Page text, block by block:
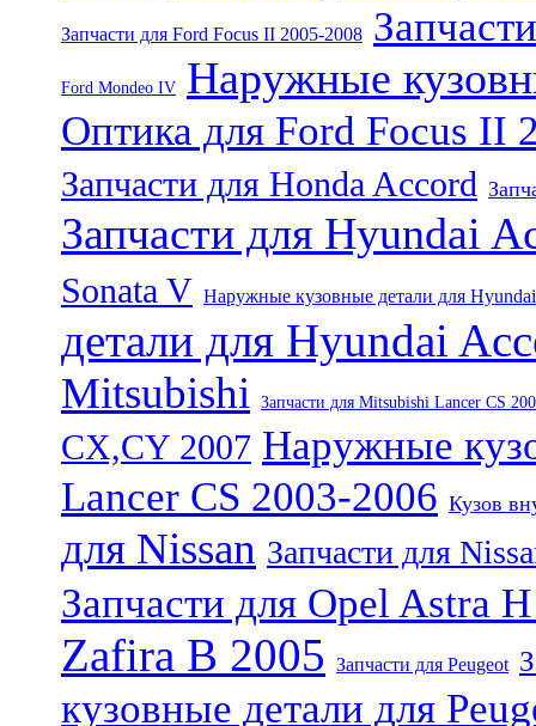
Запчасти для Ford Focus II 2005-2008
Ford Mondeo IV Наружные
Оптика для Ford Focus II
Запчасти для Honda Accord
Запчасти для Hyundai
Sonata V Наружные кузовные детали для
детали для Hyundai
Mitsubishi Запчасти для Mitsubishi Lancer CS
CX,CY 2007 Наружные
Lancer CS 2003-2006 Кузов
для Nissan Запчасти для
Запчасти для Opel Astra
Zafira B 2005 Запчасти для Peugeot
кузовные детали для